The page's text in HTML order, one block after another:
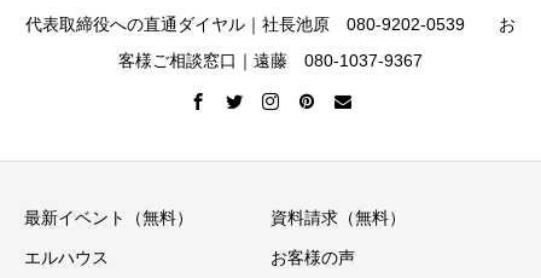
代表取締役への直通ダイヤル｜社長池原 080-9202-0539 お
客様ご相談窓口｜遠藤 080-1037-9367
最新イベント（無料） 資料請求（無料）
エルハウス お客様の声